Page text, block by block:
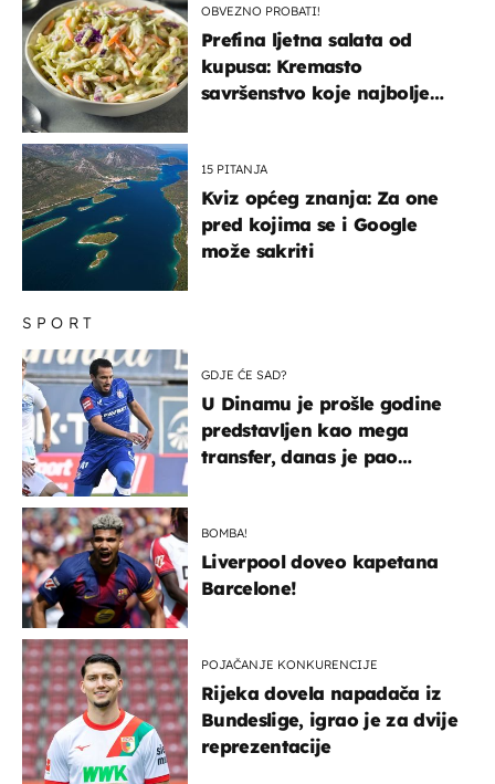
SPORT
GDJE ĆE SAD?
U Dinamu je prošle godine
predstavljen kao mega
transfer, danas je pao
BOMBA!
Liverpool doveo kapetana
Barcelone!
POJAČANJE KONKURENCIJE
Rijeka dovela napadača iz
Bundeslige, igrao je za dvije
reprezentacije
OBVEZNO PROBATI!
Prefina ljetna salata od
kupusa: Kremasto
savršenstvo koje najbolje
15 PITANJA
Kviz općeg znanja: Za one
pred kojima se i Google
može sakriti